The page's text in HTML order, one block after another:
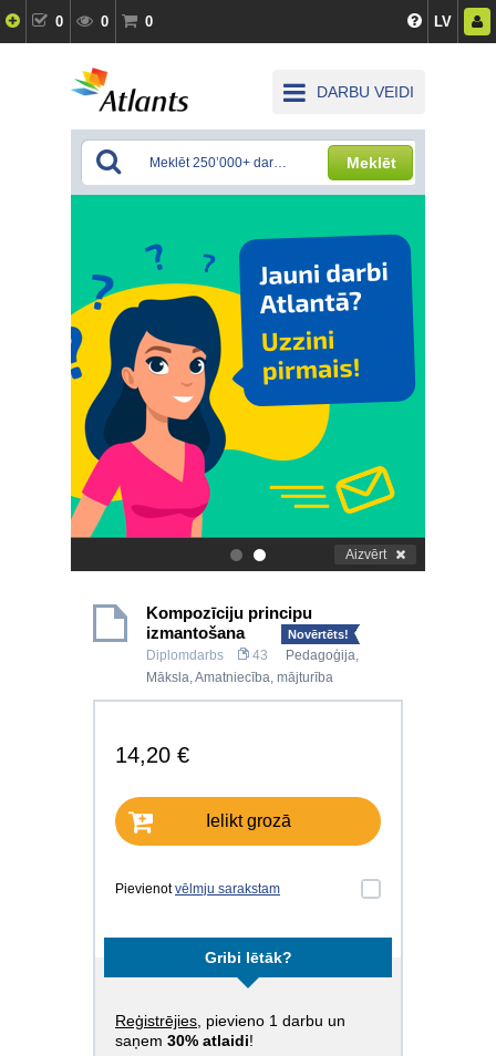
0 0 0 LV
DARBU VEIDI
Meklēt
. Aizvērt
Kompozīciju principu
izmantošana
Novērtēts!
Diplomdarbs 43 Pedagoģija,
Māksla,Amatniecība, mājturība
14,20 €
Ielikt grozā
Pievienotvēlmju sarakstam
Gribi lētāk?
Reģistrējies , pievieno 1 darbu un
saņem 30% atlaidi!